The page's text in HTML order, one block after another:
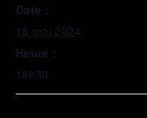
Date :
15 mai 2024
Heure :
18h30